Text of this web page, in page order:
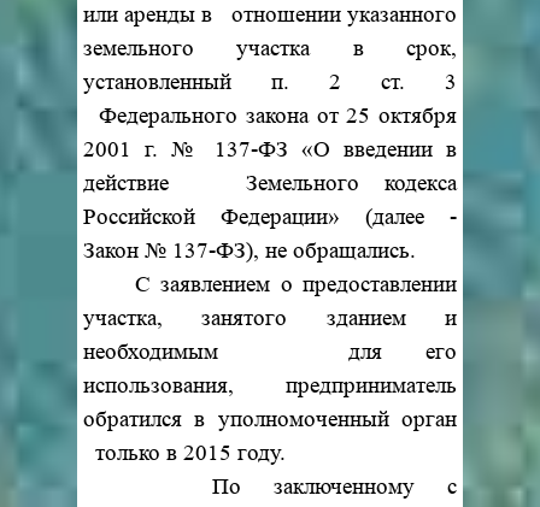
или аренды в отношении указанного
земельного участка в срок,
установленный п. 2 ст. 3
Федерального закона от 25 октября
2001 г. № 137-ФЗ «О введении в
действие Земельного кодекса
Российской Федерации» (далее -
Закон № 137-ФЗ), не обращались.
С заявлением о предоставлении
участка, занятого зданием и
необходимым для его
использования, предприниматель
обратился в уполномоченный орган
только в 2015 году.
По заключенному с